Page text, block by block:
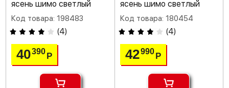
ясень шимо светлый
Код товара: 198483
(4)
40390Р
ясень шимо светлый
Код товара: 180454
(4)
42990 Р